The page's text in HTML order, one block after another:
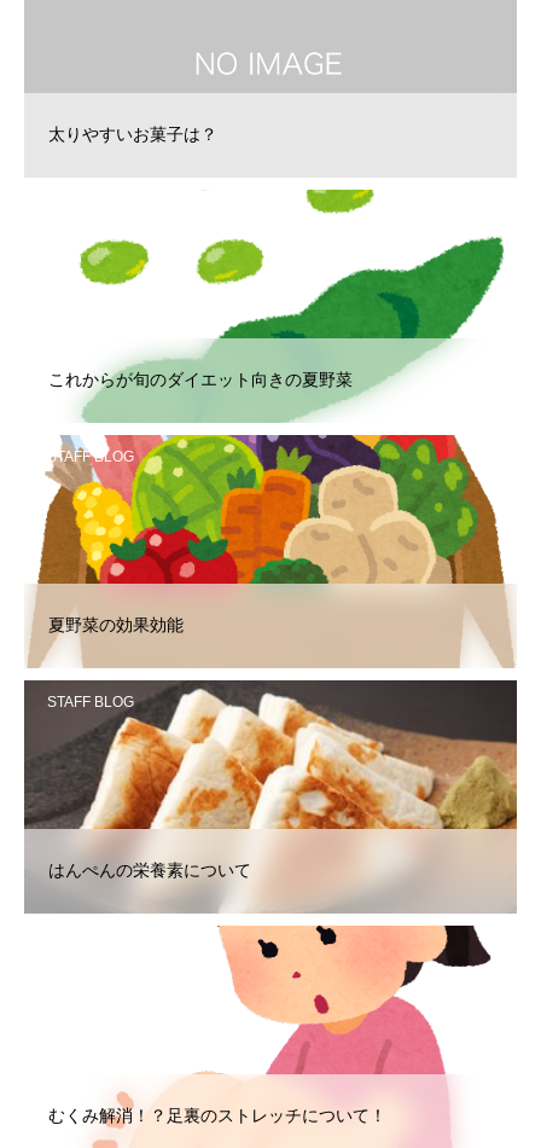
太りやすいお菓子は？
これからが旬のダイエット向きの夏野菜
STAFF BLOG
夏野菜の効果効能
STAFF BLOG
はんぺんの栄養素について
むくみ解消！？足裏のストレッチについて！